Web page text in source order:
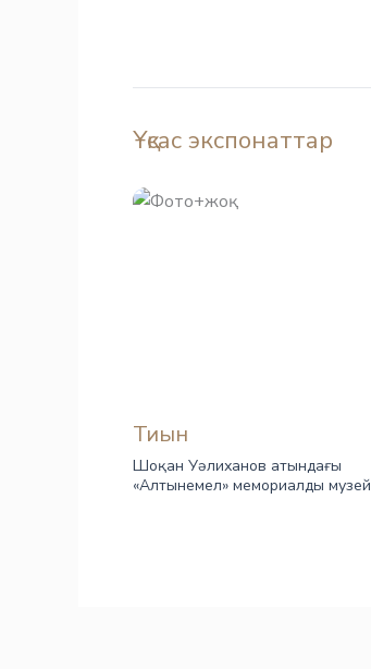
Ұқсас экспонаттар
Тиын
Шоқан Уәлиханов атындағы
«Алтынемел» мемориалды музей